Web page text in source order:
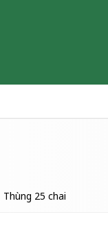
25 chai